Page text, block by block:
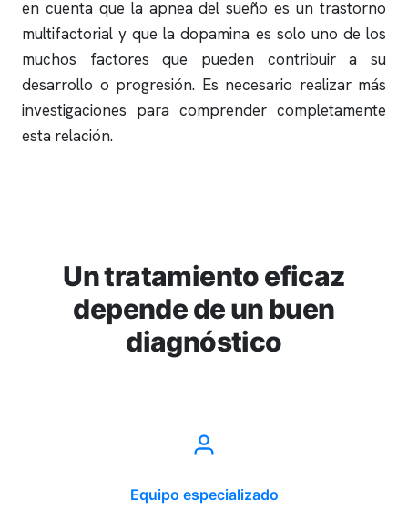
en cuenta que la apnea del sueño es un trastorno
multifactorial y que la dopamina es solo uno de los
muchos factores que pueden contribuir a su
desarrollo o progresión. Es necesario realizar más
investigaciones para comprender completamente
esta relación.
Un tratamiento eficaz
depende de un buen
diagnóstico
Equipo especializado